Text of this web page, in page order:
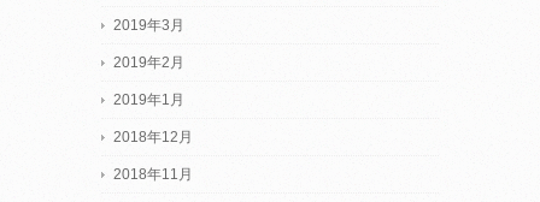
2019年3月
2019年2月
2019年1月
2018年12月
2018年11月